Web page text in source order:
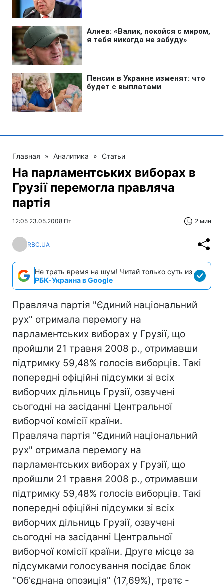
Главная » Аналитика » Статьи
На парламентських виборах в
Грузії перемогла правляча
партія
12:05 23.05.2008 Пт 2 мин
RBC.UA
Не трать время на шум! Читай только суть из
РБК-Украина в Google
Правляча партія "Єдиний національний
рух" отримала перемогу на
парламентських виборах у Грузії, що
пройшли 21 травня 2008 р., отримавши
підтримку 59,48% голосів виборців. Такі
попередні офіційні підсумки зі всіх
виборчих дільниць Грузії, озвучені
сьогодні на засіданні Центральної
виборчої комісії країни.
Правляча партія "Єдиний національний
рух" отримала перемогу на
парламентських виборах у Грузії, що
пройшли 21 травня 2008 р., отримавши
підтримку 59,48% голосів виборців. Такі
попередні офіційні підсумки зі всіх
виборчих дільниць Грузії, озвучені
сьогодні на засіданні Центральної
виборчої комісії країни. Друге місце за
підсумками голосування посідає блок
"Об'єднана опозиція" (17,69%), третє -